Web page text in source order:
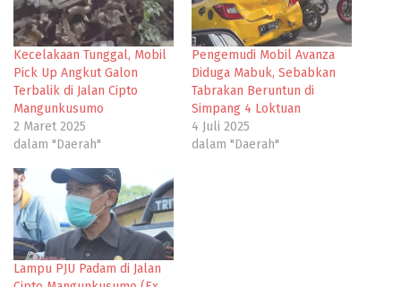
Kecelakaan Tunggal, Mobil
Pick Up Angkut Galon
Terbalik di Jalan Cipto
Mangunkusumo
2 Maret 2025
dalam "Daerah"
Pengemudi Mobil Avanza
Diduga Mabuk, Sebabkan
Tabrakan Beruntun di
Simpang 4 Loktuan
4 Juli 2025
dalam "Daerah"
Lampu PJU Padam di Jalan